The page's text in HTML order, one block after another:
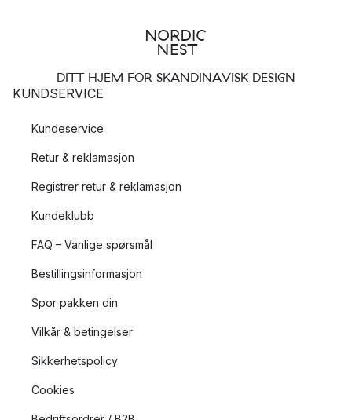
DITT HJEM FOR SKANDINAVISK DESIGN
KUNDSERVICE
Kundeservice
Retur & reklamasjon
Registrer retur & reklamasjon
Kundeklubb
FAQ – Vanlige spørsmål
Bestillingsinformasjon
Spor pakken din
Vilkår & betingelser
Sikkerhetspolicy
Cookies